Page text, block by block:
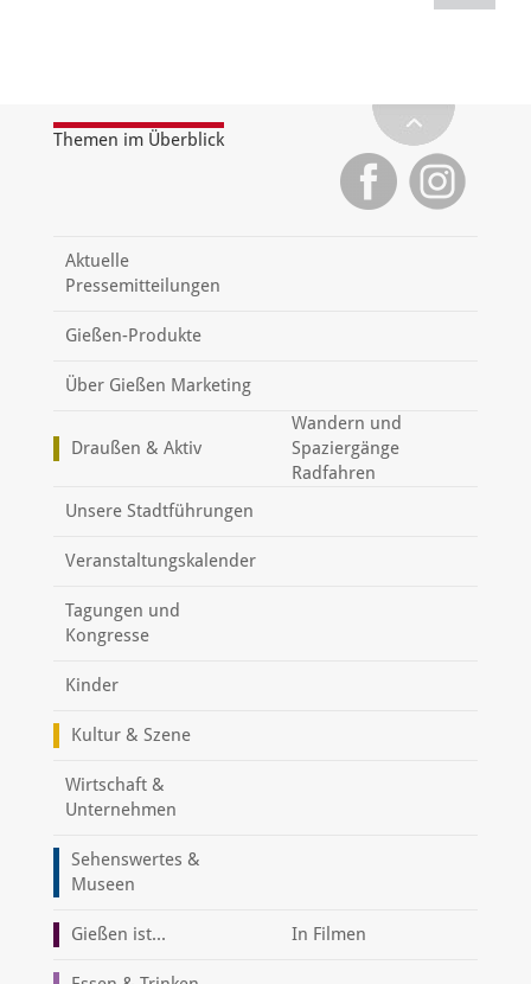
Themen im Überblick
Aktuelle
Pressemitteilungen
Gießen-Produkte
Über Gießen Marketing
Draußen & Aktiv
Wandern und
Spaziergänge
Radfahren
Unsere Stadtführungen
Veranstaltungskalender
Tagungen und
Kongresse
Kinder
Kultur & Szene
Wirtschaft &
Unternehmen
Sehenswertes &
Museen
Gießen ist... In Filmen